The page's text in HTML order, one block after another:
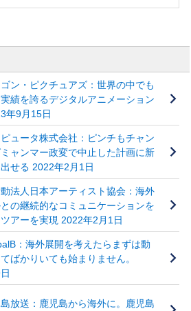
ン・ピクチュアズ：世界の中でも
績を誇るデジタルアニメーション
年9月15日
ュータ株式会社：ピンチもチャン
ャンマー政変で中止した計画に新
せる 2022年2月1日
法人日本アーティスト協会：海外
の継続的なコミュニケーションを
アーを実現 2022年2月1日
：海外展開を考えたらまずは動
ばかりいても始まりません。
放送：鹿児島から海外に。鹿児島